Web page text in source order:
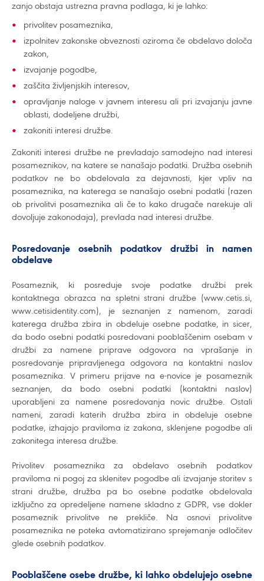
zanjo obstaja ustrezna pravna podlaga, ki je lahko:
privolitev posameznika,
izpolnitev zakonske obveznosti oziroma če obdelavo določa
zakon,
izvajanje pogodbe,
zaščita življenjskih interesov,
opravljanje naloge v javnem interesu ali pri izvajanju javne
oblasti, dodeljene družbi,
zakoniti interesi družbe.
Zakoniti interesi družbe ne prevladajo samodejno nad interesi
posameznikov, na katere se nanašajo podatki. Družba osebnih
podatkov ne bo obdelovala za dejavnosti, kjer vpliv na
posameznika, na katerega se nanašajo osebni podatki (razen
ob privolitvi posameznika ali če to kako drugače narekuje ali
dovoljuje zakonodaja), prevlada nad interesi družbe.
Posredovanje osebnih podatkov družbi in namen
obdelave
Posameznik, ki posreduje svoje podatke družbi prek
kontaktnega obrazca na spletni strani družbe (www.cetis.si,
www.cetisidentity.com), je seznanjen z namenom, zaradi
katerega družba zbira in obdeluje osebne podatke, in sicer,
da bodo osebni podatki posredovani pooblaščenim osebam v
družbi za namene priprave odgovora na vprašanje in
posredovanje pripravljenega odgovora na kontaktni naslov
posameznika. V primeru prijave na e-novice je posameznik
seznanjen, da bodo osebni podatki (kontaktni naslov)
uporabljeni za namene posredovanja novic družbe. Ostali
nameni, zaradi katerih družba zbira in obdeluje osebne
podatke, izhajajo praviloma iz zakona, sklenjene pogodbe ali
zakonitega interesa družbe.
Privolitev posameznika za obdelavo osebnih podatkov
praviloma ni pogoj za sklenitev pogodbe ali izvajanje storitev s
strani družbe, družba pa bo osebne podatke obdelovala
izključno za opredeljene namene skladno z GDPR, vse dokler
posameznik privolitve ne prekliče. Na osnovi privolitve
posameznika ne poteka avtomatizirano sprejemanje odločitev
glede osebnih podatkov.
Pooblaščene osebe družbe, ki lahko obdelujejo osebne